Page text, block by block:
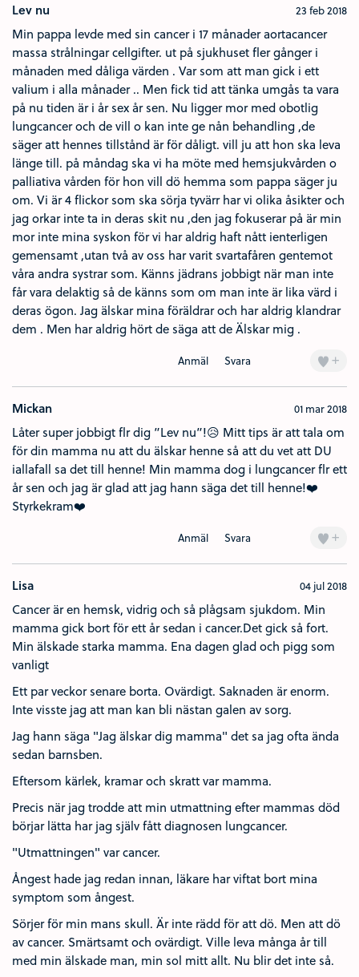
Lev nu 23 feb 2018
Min pappa levde med sin cancer i 17 månader aortacancer
massa strålningar cellgifter. ut på sjukhuset fler gånger i
månaden med dåliga värden . Var som att man gick i ett
valium i alla månader .. Men fick tid att tänka umgås ta vara
på nu tiden är i år sex år sen. Nu ligger mor med obotlig
lungcancer och de vill o kan inte ge nån behandling ,de
säger att hennes tillstånd är för dåligt. vill ju att hon ska leva
länge till. på måndag ska vi ha möte med hemsjukvården o
palliativa vården för hon vill dö hemma som pappa säger ju
om. Vi är 4 flickor som ska sörja tyvärr har vi olika åsikter och
jag orkar inte ta in deras skit nu ,den jag fokuserar på är min
mor inte mina syskon för vi har aldrig haft nått ienterligen
gemensamt ,utan två av oss har varit svartafåren gentemot
våra andra systrar som. Känns jädrans jobbigt när man inte
får vara delaktig så de känns som om man inte är lika värd i
deras ögon. Jag älskar mina föräldrar och har aldrig klandrar
dem . Men har aldrig hört de säga att de Älskar mig .
Anmäl Svara +
Mickan 01 mar 2018
Låter super jobbigt flr dig ”Lev nu”!😥 Mitt tips är att tala om
för din mamma nu att du älskar henne så att du vet att DU
iallafall sa det till henne! Min mamma dog i lungcancer flr ett
år sen och jag är glad att jag hann säga det till henne!❤️
Styrkekram❤️
Anmäl Svara +
Lisa 04 jul 2018
Cancer är en hemsk, vidrig och så plågsam sjukdom. Min
mamma gick bort för ett år sedan i cancer.Det gick så fort.
Min älskade starka mamma. Ena dagen glad och pigg som
vanligt
Ett par veckor senare borta. Ovärdigt. Saknaden är enorm.
Inte visste jag att man kan bli nästan galen av sorg.
Jag hann säga "Jag älskar dig mamma" det sa jag ofta ända
sedan barnsben.
Eftersom kärlek, kramar och skratt var mamma.
Precis när jag trodde att min utmattning efter mammas död
börjar lätta har jag själv fått diagnosen lungcancer.
"Utmattningen" var cancer.
Ångest hade jag redan innan, läkare har viftat bort mina
symptom som ångest.
Sörjer för min mans skull. Är inte rädd för att dö. Men att dö
av cancer. Smärtsamt och ovärdigt. Ville leva många år till
med min älskade man, min sol mitt allt. Nu blir det inte så.